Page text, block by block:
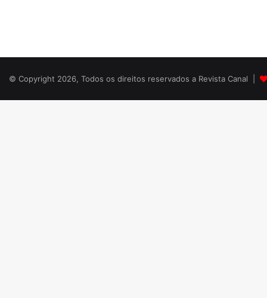
© Copyright 2026, Todos os direitos reservados a Revista Canal |